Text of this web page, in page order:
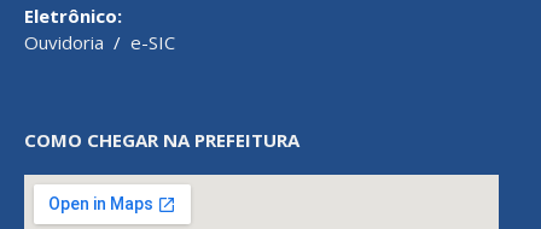
Eletrônico:
Ouvidoria / e-SIC
COMO CHEGAR NA PREFEITURA